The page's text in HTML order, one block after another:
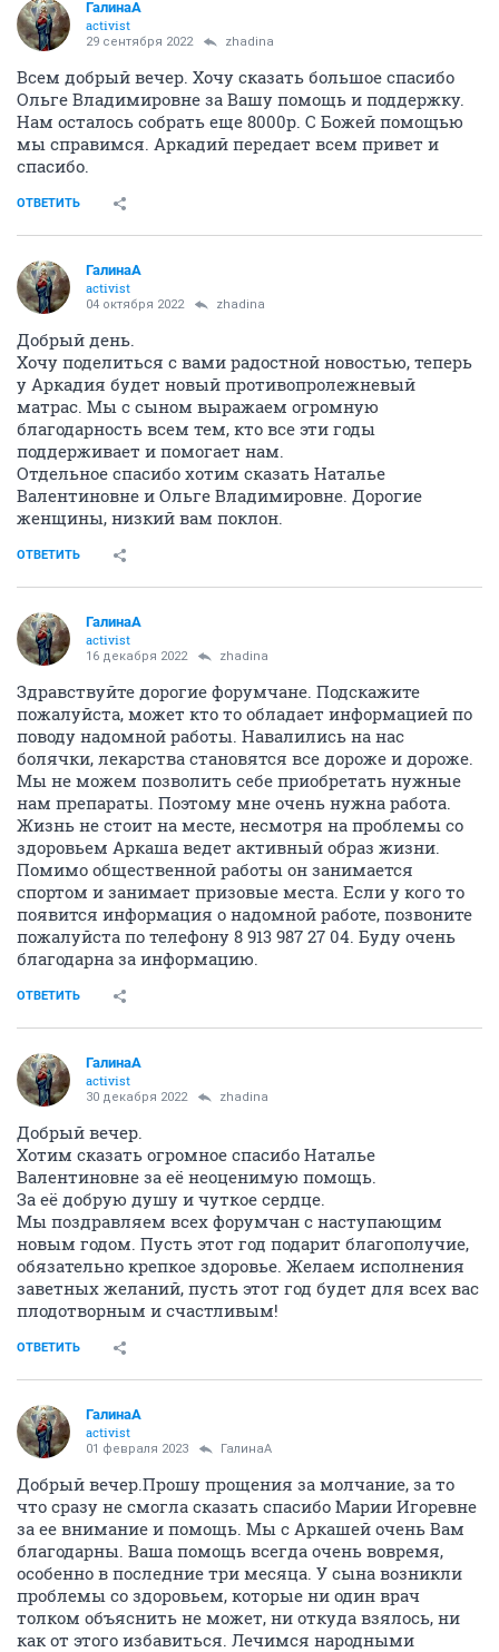
ГалинаА
activist
29 сентября 2022 zhadina
Всем добрый вечер. Хочу сказать большое спасибо
Ольге Владимировне за Вашу помощь и поддержку.
Нам осталось собрать еще 8000р. С Божей помощью
мы справимся. Аркадий передает всем привет и
спасибо.
ОТВЕТИТЬ
ГалинаА
activist
04 октября 2022 zhadina
Добрый день.
Хочу поделиться с вами радостной новостью, теперь
у Аркадия будет новый противопролежневый
матрас. Мы с сыном выражаем огромную
благодарность всем тем, кто все эти годы
поддерживает и помогает нам.
Отдельное спасибо хотим сказать Наталье
Валентиновне и Ольге Владимировне. Дорогие
женщины, низкий вам поклон.
ОТВЕТИТЬ
ГалинаА
activist
16 декабря 2022 zhadina
Здравствуйте дорогие форумчане. Подскажите
пожалуйста, может кто то обладает информацией по
поводу надомной работы. Навалились на нас
болячки, лекарства становятся все дороже и дороже.
Мы не можем позволить себе приобретать нужные
нам препараты. Поэтому мне очень нужна работа.
Жизнь не стоит на месте, несмотря на проблемы со
здоровьем Аркаша ведет активный образ жизни.
Помимо общественной работы он занимается
спортом и занимает призовые места. Если у кого то
появится информация о надомной работе, позвоните
пожалуйста по телефону 8 913 987 27 04. Буду очень
благодарна за информацию.
ОТВЕТИТЬ
ГалинаА
activist
30 декабря 2022 zhadina
Добрый вечер.
Хотим сказать огромное спасибо Наталье
Валентиновне за её неоценимую помощь.
За её добрую душу и чуткое сердце.
Мы поздравляем всех форумчан с наступающим
новым годом. Пусть этот год подарит благополучие,
обязательно крепкое здоровье. Желаем исполнения
заветных желаний, пусть этот год будет для всех вас
плодотворным и счастливым!
ОТВЕТИТЬ
ГалинаА
activist
01 февраля 2023 ГалинаА
Добрый вечер.Прошу прощения за молчание, за то
что сразу не смогла сказать спасибо Марии Игоревне
за ее внимание и помощь. Мы с Аркашей очень Вам
благодарны. Ваша помощь всегда очень вовремя,
особенно в последние три месяца. У сына возникли
проблемы со здоровьем, которые ни один врач
толком объяснить не может, ни откуда взялось, ни
как от этого избавиться. Лечимся народными